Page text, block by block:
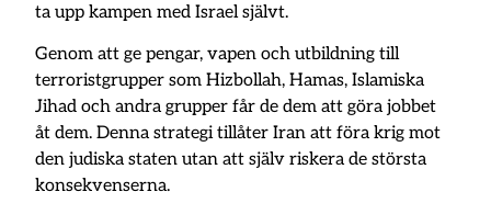
ta upp kampen med Israel självt.
Genom att ge pengar, vapen och utbildning till
terroristgrupper som Hizbollah, Hamas, Islamiska
Jihad och andra grupper får de dem att göra jobbet
åt dem. Denna strategi tillåter Iran att föra krig mot
den judiska staten utan att själv riskera de största
konsekvenserna.